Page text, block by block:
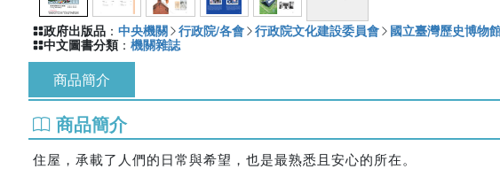
政府出版品 ： 中央機關 行政院/各會 行政院文化建設委員會
國立臺灣歷史博物
中文圖書分類 ： 機關雜誌
商品簡介
商品簡介
住屋，承載了人們的日常與希望，也是最熟悉且安心的所在。